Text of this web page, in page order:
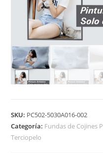
SKU: PC502-5030A016-002
Categoría: Fundas de Cojines
Terciopelo